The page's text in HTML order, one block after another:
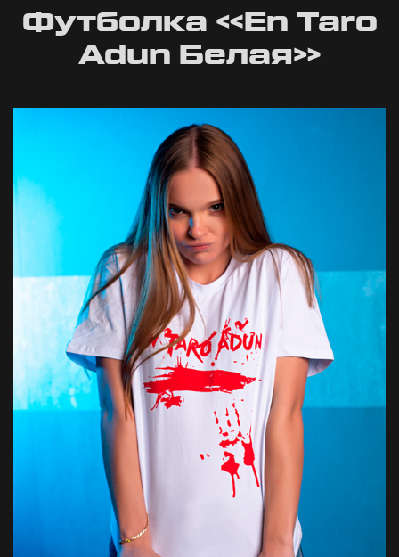
Футболка
«BAN
Серая»
Супер мерч от
любимого
стримера!
Футболка «En Taro
Adun Белая»